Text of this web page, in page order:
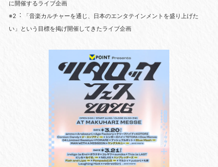
に開催するライブ企画
※2︓ 「⾳楽カルチャーを通じ、⽇本のエンタテインメントを盛り上げた
い」という⽬標を掲げ開催してきたライブ企画